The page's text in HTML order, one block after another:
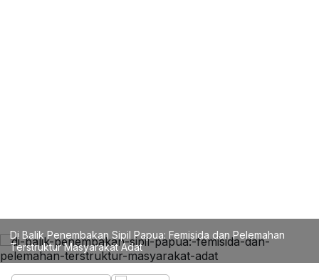
Di Balik Penembakan Sipil Papua: Femisida dan Pelemahan
Terstruktur Masyarakat Adat